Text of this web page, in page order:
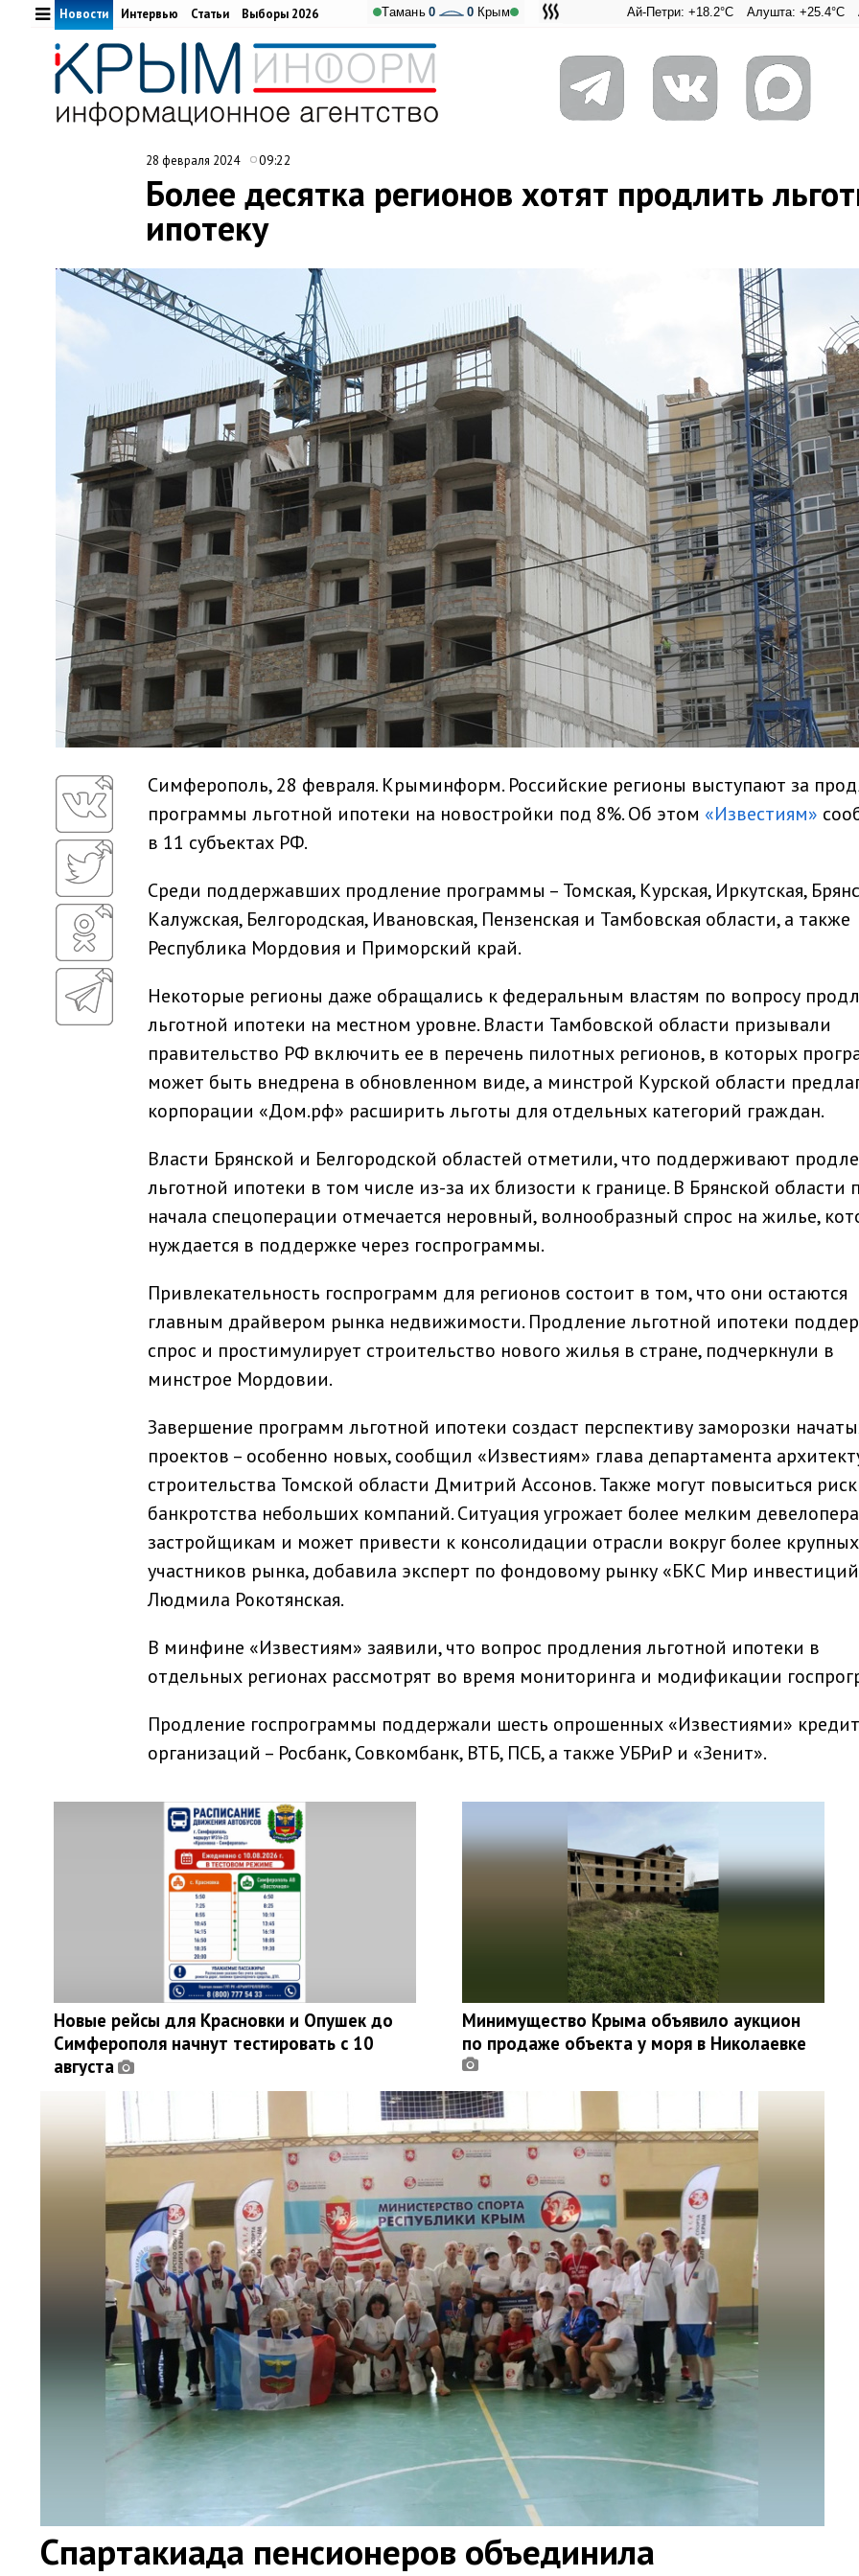
Ай-Петри: +18.2°C Алушта: +25.4°C Ангарский
Тамань 0 0 Крым
Новости Интервью Статьи Выборы 2026
28 февраля 2024 09:22
Более десятка регионов хотят продлить
ипотеку
Симферополь, 28 февраля. Крыминформ. Российские регионы выступают за
программы льготной ипотеки на новостройки под 8%. Об этом «Известиям»
в 11 субъектах РФ.
Среди поддержавших продление программы – Томская, Курская, Иркутская,
Калужская, Белгородская, Ивановская, Пензенская и Тамбовская области, а также
Республика Мордовия и Приморский край.
Некоторые регионы даже обращались к федеральным властям по вопросу
льготной ипотеки на местном уровне. Власти Тамбовской области призывали
правительство РФ включить ее в перечень пилотных регионов, в которых
может быть внедрена в обновленном виде, а минстрой Курской области
корпорации «Дом.рф» расширить льготы для отдельных категорий граждан.
Власти Брянской и Белгородской областей отметили, что поддерживают
льготной ипотеки в том числе из-за их близости к границе. В Брянской области
начала спецоперации отмечается неровный, волнообразный спрос на жилье,
нуждается в поддержке через госпрограммы.
Привлекательность госпрограмм для регионов состоит в том, что они остаются
главным драйвером рынка недвижимости. Продление льготной ипотеки
спрос и простимулирует строительство нового жилья в стране, подчеркнули в
минстрое Мордовии.
Завершение программ льготной ипотеки создаст перспективу заморозки
проектов – особенно новых, сообщил «Известиям» глава департамента
строительства Томской области Дмитрий Ассонов. Также могут повыситься
банкротства небольших компаний. Ситуация угрожает более мелким
застройщикам и может привести к консолидации отрасли вокруг более крупных
участников рынка, добавила эксперт по фондовому рынку «БКС Мир
Людмила Рокотянская.
В минфине «Известиям» заявили, что вопрос продления льготной ипотеки в
отдельных регионах рассмотрят во время мониторинга и модификации
Продление госпрограммы поддержали шесть опрошенных «Известиями»
организаций – Росбанк, Совкомбанк, ВТБ, ПСБ, а также УБРиР и «Зенит».
Новые рейсы для Красновки и Опушек до
Симферополя начнут тестировать с 10
августа
Минимущество Крыма объявило аукцион
по продаже объекта у моря в Николаевке
Спартакиада пенсионеров объединила